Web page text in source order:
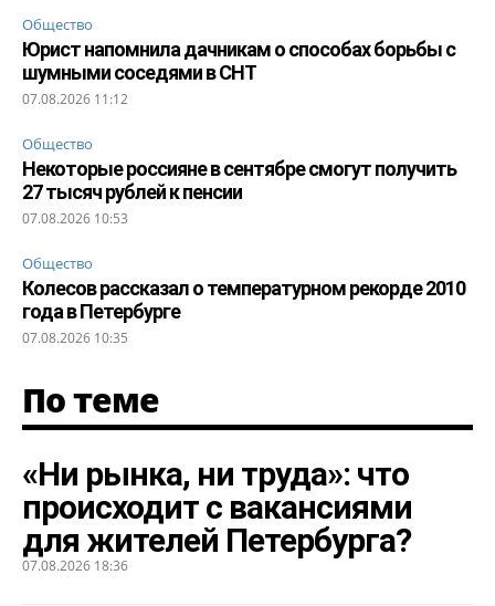
Общество
Юрист напомнила дачникам о способах борьбы с
шумными соседями в СНТ
07.08.2026 11:12
Общество
Некоторые россияне в сентябре смогут получить
27 тысяч рублей к пенсии
07.08.2026 10:53
Общество
Колесов рассказал о температурном рекорде 2010
года в Петербурге
07.08.2026 10:35
По теме
«Ни рынка, ни труда»: что
происходит с вакансиями
для жителей Петербурга?
07.08.2026 18:36